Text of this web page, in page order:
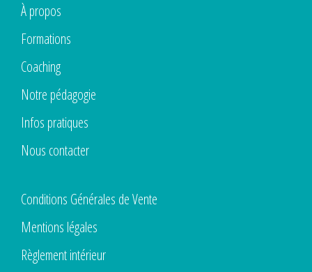
À propos
Formations
Coaching
Notre pédagogie
Infos pratiques
Nous contacter
Conditions Générales de Vente
Mentions légales
Règlement intérieur